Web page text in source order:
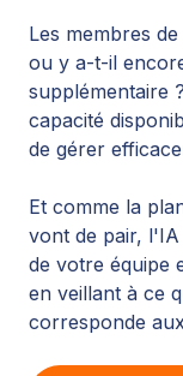
Les membres
ou y a-t-il
supplémentaire
capacité
de gérer
Et comme la
vont de pair, l'IA
de votre équipe
en veillant à ce
corresponde